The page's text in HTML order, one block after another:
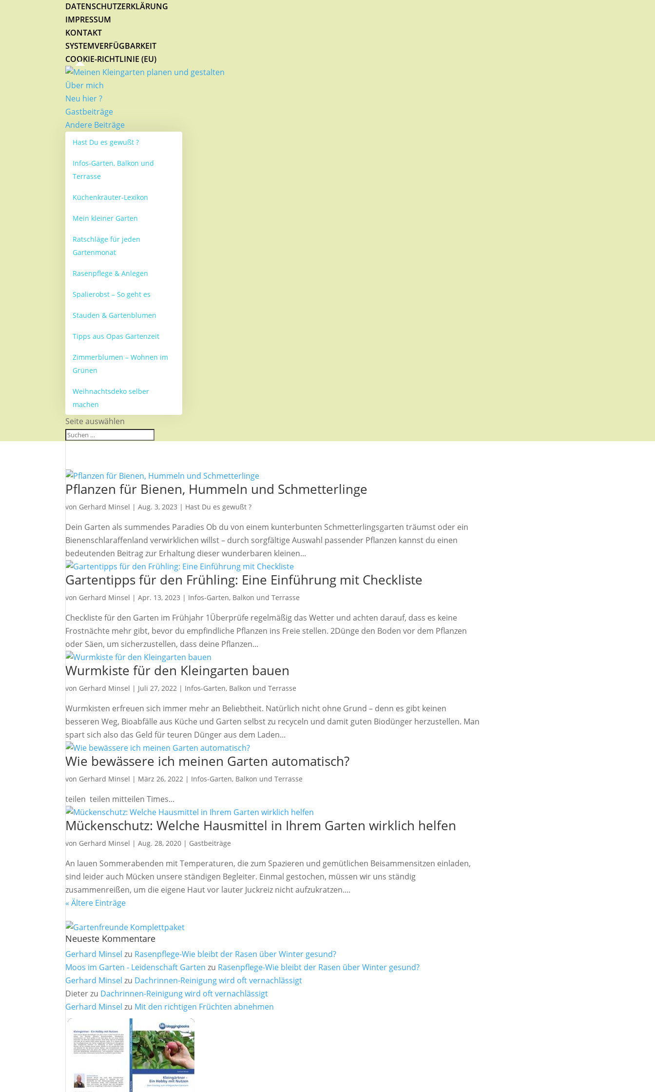
DATENSCHUTZERKLÄRUNG
IMPRESSUM
KONTAKT
SYSTEMVERFÜGBARKEIT
COOKIE-RICHTLINIE (EU)
Über mich
Neu hier ?
Gastbeiträge
Andere Beiträge
Hast Du es gewußt ?
Infos-Garten, Balkon und
Terrasse
Küchenkräuter-Lexikon
Mein kleiner Garten
Ratschläge für jeden
Gartenmonat
Rasenpflege & Anlegen
Spalierobst – So geht es
Stauden & Gartenblumen
Tipps aus Opas Gartenzeit
Zimmerblumen – Wohnen im
Grünen
Weihnachtsdeko selber
machen
Seite auswählen
Pflanzen für Bienen, Hummeln und Schmetterlinge
von Gerhard Minsel |Aug. 3, 2023 | Hast Du es gewußt ?
Dein Garten als summendes Paradies Ob du von einem kunterbunten Schmetterlingsgarten träumst oder ein
Bienenschlaraffenland verwirklichen willst – durch sorgfältige Auswahl passender Pflanzen kannst du einen
bedeutenden Beitrag zur Erhaltung dieser wunderbaren kleinen...
Gartentipps für den Frühling: Eine Einführung mit Checkliste
von Gerhard Minsel |Apr. 13, 2023 | Infos-Garten, Balkon und Terrasse
Checkliste für den Garten im Frühjahr 1Überprüfe regelmäßig das Wetter und achten darauf, dass es keine
Frostnächte mehr gibt, bevor du empfindliche Pflanzen ins Freie stellen. 2Dünge den Boden vor dem Pflanzen
oder Säen, um sicherzustellen, dass deine Pflanzen...
Wurmkiste für den Kleingarten bauen
von Gerhard Minsel | Juli 27, 2022 | Infos-Garten, Balkon und Terrasse
Wurmkisten erfreuen sich immer mehr an Beliebtheit. Natürlich nicht ohne Grund – denn es gibt keinen
besseren Weg, Bioabfälle aus Küche und Garten selbst zu recyceln und damit guten Biodünger herzustellen. Man
spart sich also das Geld für teuren Dünger aus dem Laden...
Wie bewässere ich meinen Garten automatisch?
von Gerhard Minsel | März 26, 2022 | Infos-Garten, Balkon und Terrasse
teilen teilen mitteilen Times...
Mückenschutz: Welche Hausmittel in Ihrem Garten wirklich helfen
von Gerhard Minsel |Aug. 28, 2020 | Gastbeiträge
An lauen Sommerabenden mit Temperaturen, die zum Spazieren und gemütlichen Beisammensitzen einladen,
sind leider auch Mücken unsere ständigen Begleiter. Einmal gestochen, müssen wir uns ständig
zusammenreißen, um die eigene Haut vor lauter Juckreiz nicht aufzukratzen....
« Ältere Einträge
Neueste Kommentare
Gerhard Minsel zu Rasenpflege-Wie bleibt der Rasen über Winter gesund?
Moos im Garten - Leidenschaft Garten zu Rasenpflege-Wie bleibt der Rasen über Winter gesund?
Gerhard Minsel zu Dachrinnen-Reinigung wird oft vernachlässigt
Dieterzu Dachrinnen-Reinigung wird oft vernachlässigt
Gerhard Minsel zu Mit den richtigen Früchten abnehmen